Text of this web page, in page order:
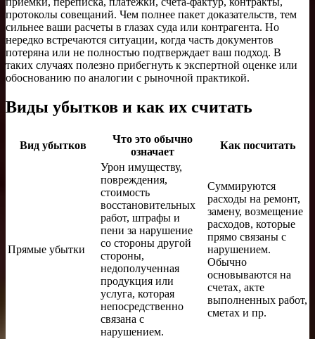
протоколы совещаний. Чем полнее пакет доказательств, тем
сильнее ваши расчеты в глазах суда или контрагента. Но
нередко встречаются ситуации, когда часть документов
потеряна или не полностью подтверждает ваш подход. В
таких случаях полезно прибегнуть к экспертной оценке или
обоснованию по аналогии с рыночной практикой.
Виды убытков и как их считать
Вид убытков
Что это обычно
означает
Как посчитать
Прямые убытки
Урон имуществу,
повреждения,
стоимость
восстановительных
работ, штрафы и
пени за нарушение
со стороны другой
стороны,
недополученная
продукция или
услуга, которая
непосредственно
связана с
нарушением.
Суммируются
расходы на ремонт,
замену, возмещение
расходов, которые
прямо связаны с
нарушением.
Обычно
основываются на
счетах, акте
выполненных работ,
сметах и пр.